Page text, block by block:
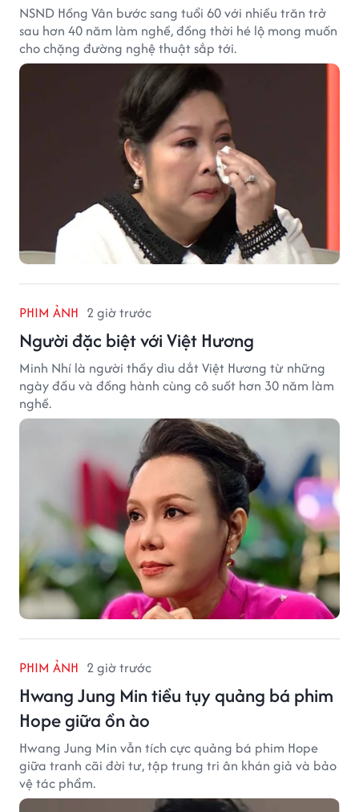
NSND Hồng Vân bước sang tuổi 60 với nhiều trăn trở
sau hơn 40 năm làm nghề, đồng thời hé lộ mong muốn
cho chặng đường nghệ thuật sắp tới.
PHIM ẢNH 2 giờ trước
Người đặc biệt với Việt Hương
Minh Nhí là người thầy dìu dắt Việt Hương từ những
ngày đầu và đồng hành cùng cô suốt hơn 30 năm làm
nghề.
PHIM ẢNH 2 giờ trước
Hwang Jung Min tiều tụy quảng bá phim
Hope giữa ồn ào
Hwang Jung Min vẫn tích cực quảng bá phim Hope
giữa tranh cãi đời tư, tập trung tri ân khán giả và bảo
vệ tác phẩm.